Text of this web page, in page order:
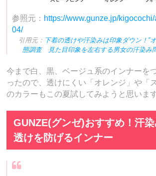
参照元： https://www.gunze.jp/
04/
引用元： 下着の透けや汗染みは印象ダウン！”
態調査 見た目印象を左右する男女の汗染み
今まで白、黒、ベージュ系のインナーを
ったので、透けにくい「オレンジ」や「
のカラーもこの夏試してみようと思いま
GUNZE(グンゼ)おすすめ！汗
透けを防げるインナー